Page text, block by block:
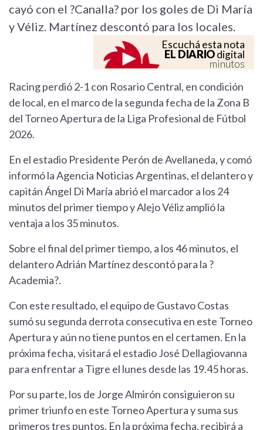
cayó con el ?Canalla? por los goles de Di María
y Véliz. Martínez descontó para los locales.
Escuchá esta nota
EL DIARIOdigital
minutos
Racing perdió 2-1 con Rosario Central, en condición
de local, en el marco de la segunda fecha de la Zona B
del Torneo Apertura de la Liga Profesional de Fútbol
2026.
En el estadio Presidente Perón de Avellaneda, y comó
informó la Agencia Noticias Argentinas, el delantero y
capitán Ángel Di María abrió el marcador a los 24
minutos del primer tiempo y Alejo Véliz amplió la
ventaja a los 35 minutos.
Sobre el final del primer tiempo, a los 46 minutos, el
delantero Adrián Martínez descontó para la ?
Academia?.
Con este resultado, el equipo de Gustavo Costas
sumó su segunda derrota consecutiva en este Torneo
Apertura y aún no tiene puntos en el certamen. En la
próxima fecha, visitará el estadio José Dellagiovanna
para enfrentar a Tigre el lunes desde las 19.45 horas.
Por su parte, los de Jorge Almirón consiguieron su
primer triunfo en este Torneo Apertura y suma sus
primeros tres puntos. En la próxima fecha, recibirá a